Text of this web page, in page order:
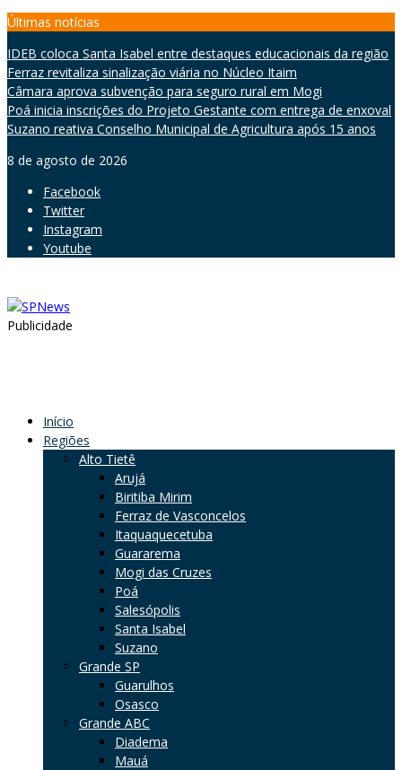
Skip
content
Últimas notícias
IDEB coloca Santa Isabel entre destaques educacionais da região
Ferraz revitaliza sinalização viária no Núcleo Itaim
Câmara aprova subvenção para seguro rural em Mogi
Poá inicia inscrições do Projeto Gestante com entrega de enxoval
Suzano reativa Conselho Municipal de Agricultura após 15 anos
8 de agosto de 2026
Facebook
Twitter
Instagram
Youtube
Publicidade
Início
Regiões
Alto Tietê
Arujá
Biritiba Mirim
Ferraz de Vasconcelos
Itaquaquecetuba
Guararema
Mogi das Cruzes
Poá
Salesópolis
Santa Isabel
Suzano
Grande SP
Guarulhos
Osasco
Grande ABC
Diadema
Mauá